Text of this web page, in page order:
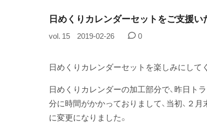
日めくりカレンダーセットをご支援
vol. 15 2019-02-26 0
日めくりカレンダーセットを楽しみにして
日めくりカレンダーの加工部分で、昨日ト
分に時間がかかっておりまして、当初、２
に変更になりました。